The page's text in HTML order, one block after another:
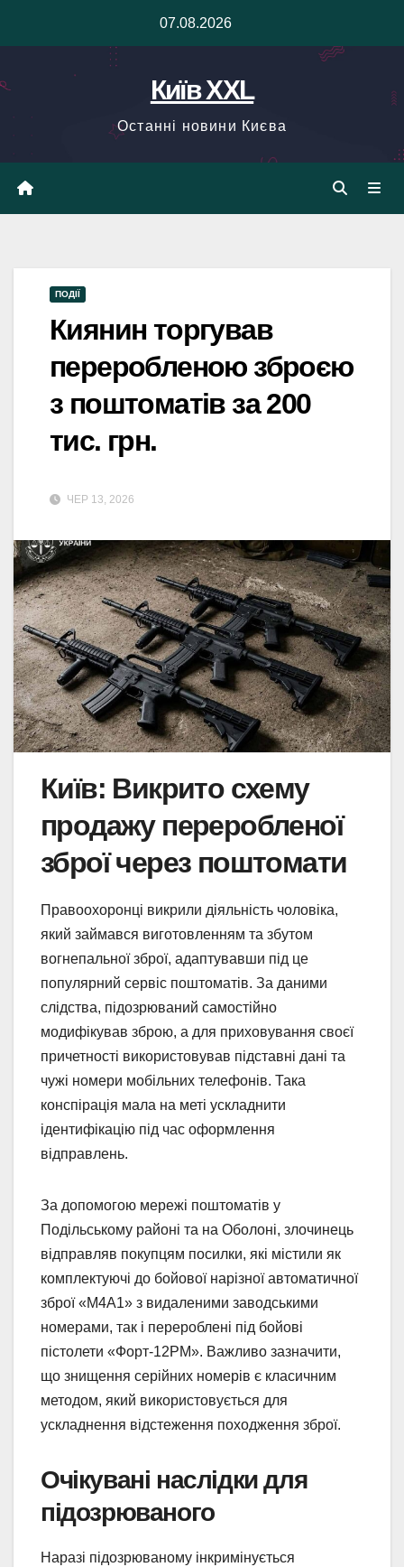
07.08.2026
Київ XXL
Останні новини Києва
ПОДІЇ
Киянин торгував
переробленою зброєю
з поштоматів за 200
тис. грн.
ЧЕР 13, 2026
Київ: Викрито схему
продажу переробленої
зброї через поштомати
Правоохоронці викрили діяльність чоловіка,
який займався виготовленням та збутом
вогнепальної зброї, адаптувавши під це
популярний сервіс поштоматів. За даними
слідства, підозрюваний самостійно
модифікував зброю, а для приховування своєї
причетності використовував підставні дані та
чужі номери мобільних телефонів. Така
конспірація мала на меті ускладнити
ідентифікацію під час оформлення
відправлень.
За допомогою мережі поштоматів у
Подільському районі та на Оболоні, злочинець
відправляв покупцям посилки, які містили як
комплектуючі до бойової нарізної автоматичної
зброї «М4А1» з видаленими заводськими
номерами, так і перероблені під бойові
пістолети «Форт-12РМ». Важливо зазначити,
що знищення серійних номерів є класичним
методом, який використовується для
ускладнення відстеження походження зброї.
Очікувані наслідки для
підозрюваного
Наразі підозрюваному інкримінується